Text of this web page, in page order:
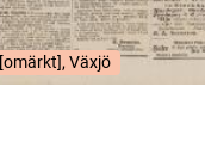
[omärkt], Växjö